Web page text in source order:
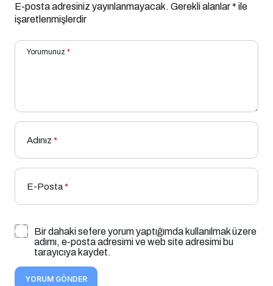
E-posta adresiniz yayınlanmayacak. Gerekli alanlar* ile
işaretlenmişlerdir
Yorumunuz *
Adınız *
E-Posta*
Bir dahaki sefere yorum yaptığımda kullanılmak üzere
adımı, e-posta adresimi ve web site adresimi bu
tarayıcıya kaydet.
YORUM GÖNDER